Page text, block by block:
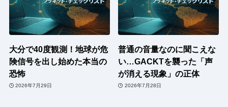
大分で40度観測！地球が危
険信号を出し始めた本当の
恐怖
2026年7月29日
普通の音量なのに聞こえな
い…GACKTを襲った「声
が消える現象」の正体
2026年7月28日